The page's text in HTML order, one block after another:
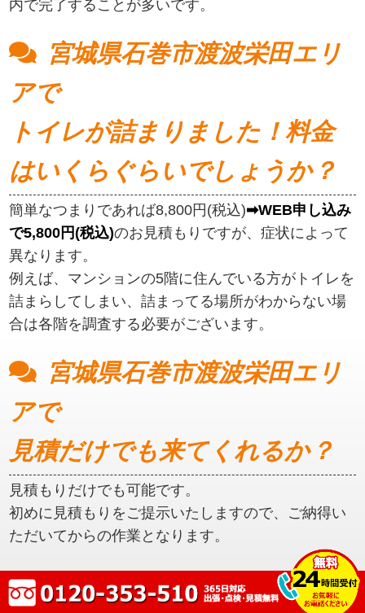
内で完了することが多いです。
宮城県石巻市渡波栄田エリ
アで
トイレが詰まりました！料金
はいくらぐらいでしょうか？
簡単なつまりであれば8,800円(税込)➡WEB申し込み
で5,800円(税込)のお見積もりですが、症状によって
異なります。
例えば、マンションの5階に住んでいる方がトイレを
詰まらしてしまい、詰まってる場所がわからない場
合は各階を調査する必要がございます。
宮城県石巻市渡波栄田エリ
アで
見積だけでも来てくれるか？
見積もりだけでも可能です。
初めに見積もりをご提示いたしますので、ご納得い
ただいてからの作業となります。
宮城県石巻市渡波栄田エリ